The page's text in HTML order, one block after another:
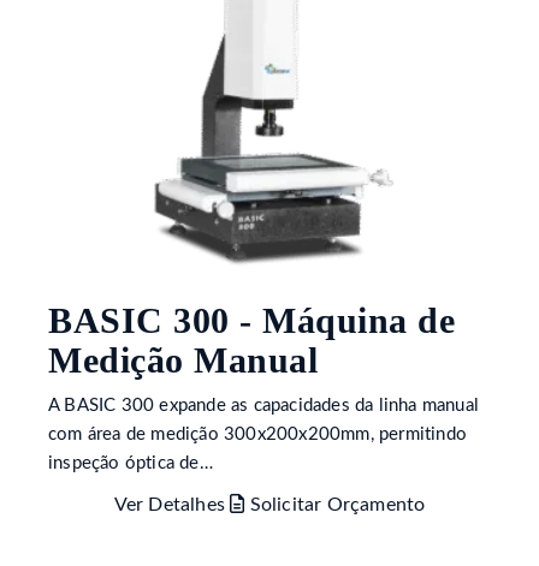
BASIC 300 - Máquina de
Medição Manual
A BASIC 300 expande as capacidades da linha manual
com área de medição 300x200x200mm, permitindo
inspeção óptica de…
Ver Detalhes Solicitar Orçamento